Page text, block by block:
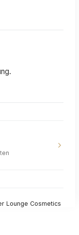
Lounge Cosmetics